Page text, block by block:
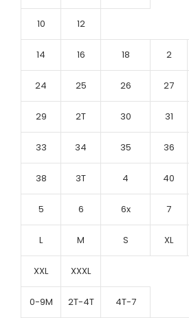
10 12
14 16 18 2
24 25 26 27
29 2T 30 31
33 34 35 36
38 3T 4 40
5 6 6x 7
L M S XL
XXL XXXL
0-9M 2T-4T 4T-7